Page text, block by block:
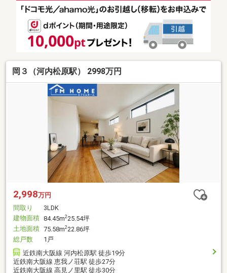
岡３（河内松原駅） 2998万円
2,998万円
間取り
3LDK
建物面積 84.45m2 25.54坪
土地面積 75.58m2 22.86坪
総戸数
1戸
近鉄南大阪線 河内松原駅 徒歩19分
近鉄南大阪線 恵我ノ荘駅 徒歩27分
近鉄南大阪線 高見ノ里駅 徒歩30分